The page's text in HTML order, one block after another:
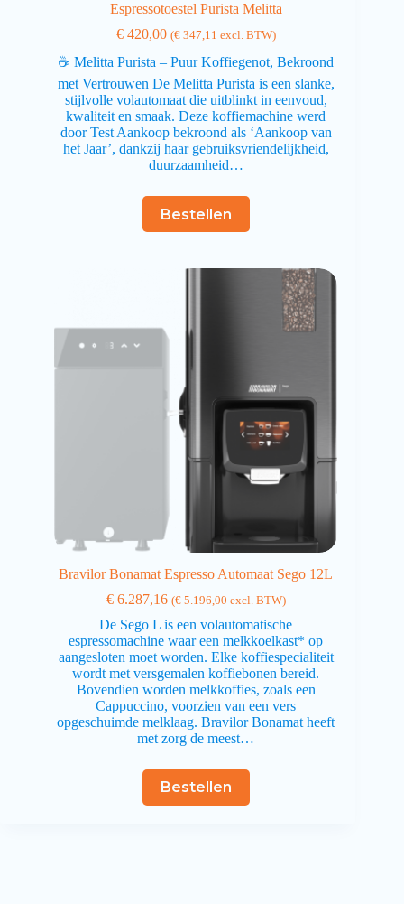
Espressotoestel Purista Melitta
€420,00 (€347,11 excl. BTW)
☕ Melitta Purista – Puur Koffiegenot, Bekroond
met Vertrouwen De Melitta Purista is een slanke,
stijlvolle volautomaat die uitblinkt in eenvoud,
kwaliteit en smaak. Deze koffiemachine werd
door Test Aankoop bekroond als ‘Aankoop van
het Jaar’, dankzij haar gebruiksvriendelijkheid,
duurzaamheid…
Bestellen
Bravilor Bonamat Espresso Automaat Sego 12L
€6.287,16 (€5.196,00 excl. BTW)
De Sego L is een volautomatische
espressomachine waar een melkkoelkast* op
aangesloten moet worden. Elke koffiespecialiteit
wordt met versgemalen koffiebonen bereid.
Bovendien worden melkkoffies, zoals een
Cappuccino, voorzien van een vers
opgeschuimde melklaag. Bravilor Bonamat heeft
met zorg de meest…
Bestellen